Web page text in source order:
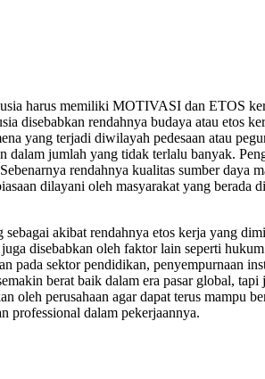
harus memiliki MOTIVASI dan ETOS
disebabkan rendahnya budaya atau etos
yang terjadi diwilayah pedesaan atau
dalam jumlah yang tidak terlalu banyak.
rendahnya kualitas sumber daya
dilayani oleh masyarakat yang berada
akibat rendahnya etos kerja yang
disebabkan oleh faktor lain seperti
pada sektor pendidikan, penyempurnaan
berat baik dalam era pasar global, tapi
oleh perusahaan agar dapat terus mampu
professional dalam pekerjaannya.